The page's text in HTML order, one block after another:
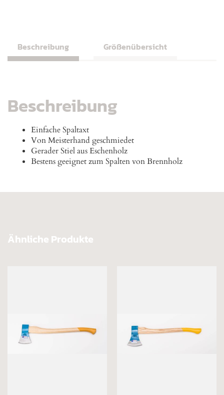
Beschreibung Größenübersicht
Beschreibung
Einfache Spaltaxt
Von Meisterhand geschmiedet
Gerader Stiel aus Eschenholz
Bestens geeignet zum Spalten von Brennholz
Ähnliche Produkte